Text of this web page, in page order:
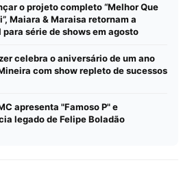
o projeto completo “Melhor Que
Maiara & Maraisa retornam a
para série de shows em agosto
celebra o aniversário de um ano
com show repleto de sucessos
apresenta "Famoso P" e
legado de Felipe Boladão